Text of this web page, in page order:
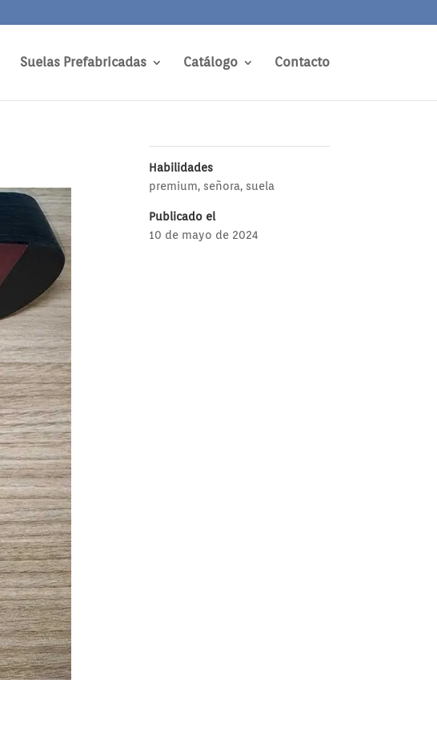
Suelas Prefabricadas Catálogo Contacto
Habilidades
premium, señora, suela
Publicado el
10 de mayo de 2024